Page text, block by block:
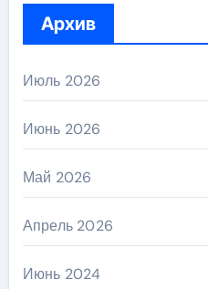
Архив
Июль 2026
Июнь 2026
Май 2026
Апрель 2026
Июнь 2024